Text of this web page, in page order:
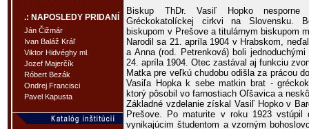
.: NAPOSLEDY PRIDANÍ
Ján Čižmár
Ivan Baláž Kráľ
Viktor Hidvéghy ml.
Jozef Majerčík
Róbert Bezák
Ondrej Francisci
Pavel Kapusta
Biskup ThDr. Vasiľ Hopko
Gréckokatolíckej cirkvi na Slovensku.
biskupom v Prešove a titulárnym biskupom
Narodil sa 21. apríla 1904 v Hrabskom,
a Anna (rod. Petrenková) boli
24. apríla 1904. Otec zastával aj funkciu
Matka pre veľkú chudobu odišla za prácou
Vasiľa Hopka k sebe matkin brat -
ktorý pôsobil vo farnostiach Oľšavica a
Základné vzdelanie získal Vasiľ Hopko v
Prešove. Po maturite v roku 1923 vstúpil
vynikajúcim študentom a vzorným